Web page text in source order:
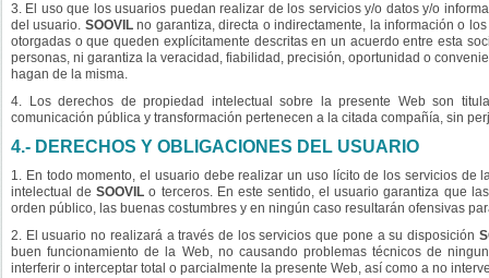
3. El uso que los usuarios puedan realizar de los servicios y/o datos y/o
del usuario. SOOVILno garantiza, directa o indirectamente, la información o
otorgadas o que queden explícitamente descritas en un acuerdo entre esta
personas, ni garantiza la veracidad, fiabilidad, precisión, oportunidad o
hagan de la misma.
4. Los derechos de propiedad intelectual sobre la presente Web son
comunicación pública y transformación pertenecen a la citada compañía, sin
4.- DERECHOS Y OBLIGACIONES DEL USUARIO
1. En todo momento, el usuario debe realizar un uso lícito de los servicios
intelectual deSOOVIL o terceros. En este sentido, el usuario garantiza que
orden público, las buenas costumbres y en ningún caso resultarán ofensivas
2. El usuario no realizará a través de los servicios que pone a su disposición
buen funcionamiento de la Web, no causando problemas técnicos de
interferir o interceptar total o parcialmente la presente Web, así como a no